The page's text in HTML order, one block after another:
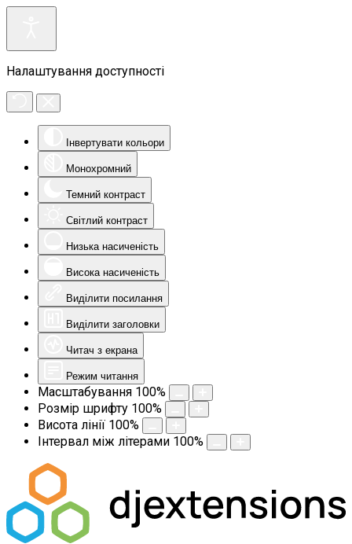
Налаштування доступності
Інвертувати кольори
Монохромний
Темний контраст
Світлий контраст
Низька насиченість
Висока насиченість
Виділити посилання
Виділити заголовки
Читач з екрана
Режим читання
Масштабування 100%
Розмір шрифту 100%
Висота лінії 100%
Інтервал між літерами 100%